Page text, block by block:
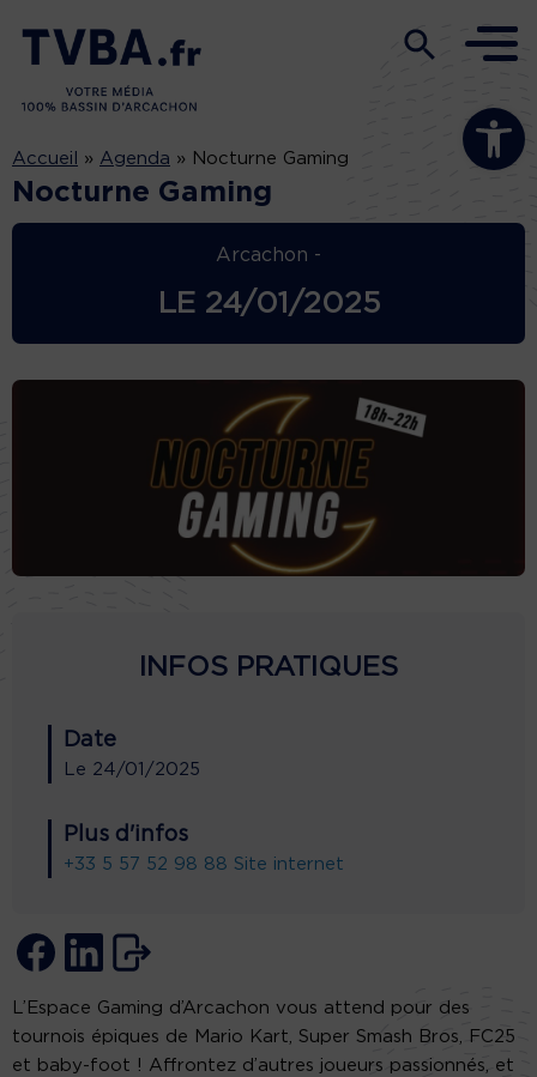
Ouvrir la
Accueil » Agenda » Nocturne Gaming
Nocturne Gaming
Arcachon -
LE 24/01/2025
INFOS PRATIQUES
Date
Le 24/01/2025
Plus d'infos
+33 5 57 52 98 88 Site internet
L’Espace Gaming d’Arcachon vous attend pour des
tournois épiques de Mario Kart, Super Smash Bros, FC25
et baby-foot ! Affrontez d’autres joueurs passionnés, et